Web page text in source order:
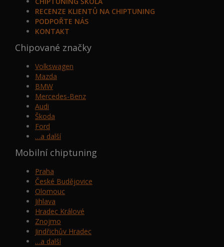
RECENZE KLIENTŮ NA CHIPTUNING
PODPOŘTE NÁS
KONTAKT
Chipované značky
Volkswagen
Mazda
BMW
Mercedes-Benz
Audi
Škoda
Ford
…a další
Mobilní chiptuning
Praha
České Budějovice
Olomouc
Jihlava
Hradec Králové
Znojmo
Jindřichův Hradec
…a další